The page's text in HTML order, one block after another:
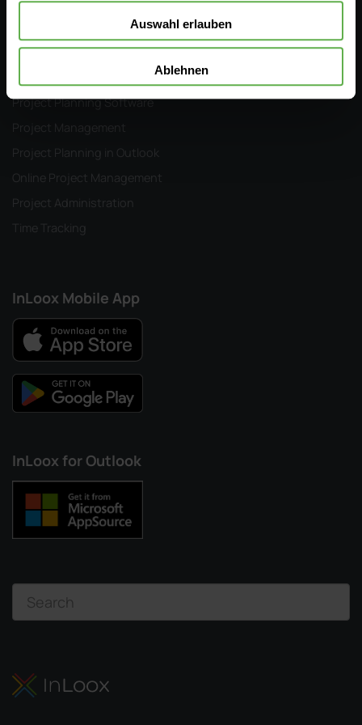
Auswahl erlauben
Ablehnen
Collaboration & Virtual Teams
Project Management Software
Project Management Glossary
Project Planning Software
Project Management
Project Planning in Outlook
Online Project Management
Project Administration
Time Tracking
InLoox Mobile App
InLoox for Outlook